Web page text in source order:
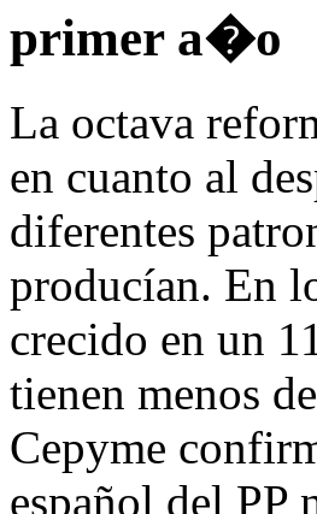
primer a�o
La octava
en cuanto al
diferentes
producían. En
crecido en un
tienen menos
Cepyme
español del PP